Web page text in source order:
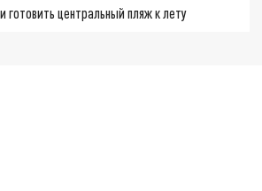
готовить центральный пляж к лету